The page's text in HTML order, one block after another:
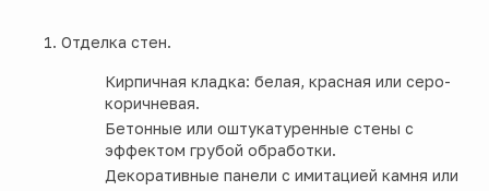
Отделка стен.
Кирпичная кладка: белая, красная или серо-
коричневая.
Бетонные или оштукатуренные стены с
эффектом грубой обработки.
Декоративные панели с имитацией камня или